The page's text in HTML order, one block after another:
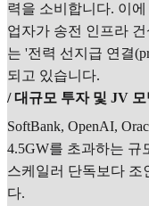
력을 소비합니다. 이
업자가 송전 인프라
는 '전력 선지급 연결
되고 있습니다.
/ 대규모 투자 및 JV 모
SoftBank, OpenAI,
4.5GW를 초과하는 규
스케일러 단독보다 조
다.